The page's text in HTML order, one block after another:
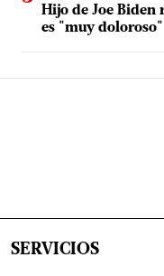
Hijo de Joe Biden
es "muy
SERVICIOS